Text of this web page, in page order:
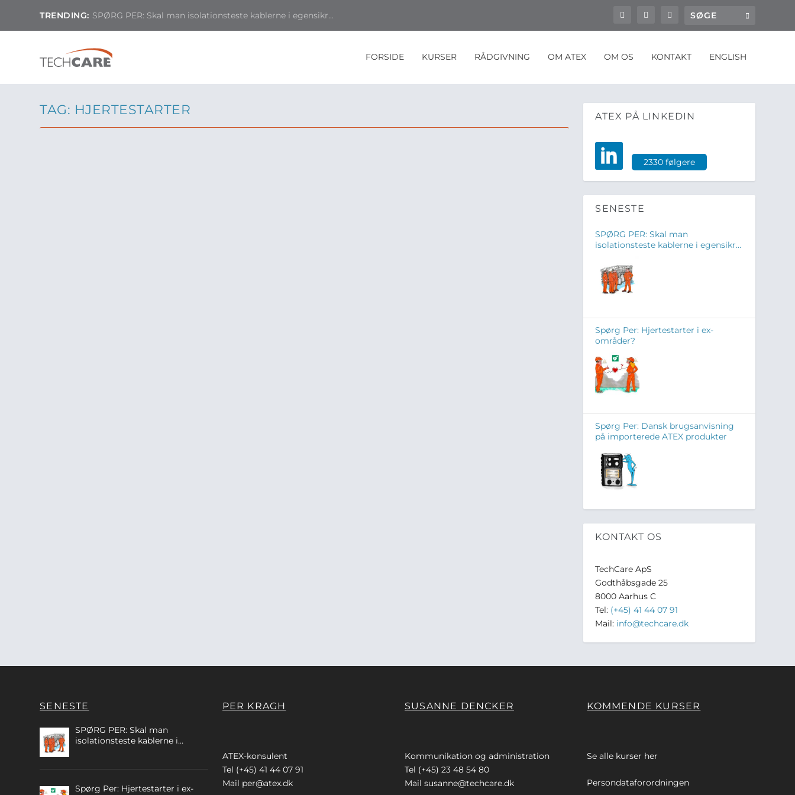
TRENDING: SPØRG PER: Skal man isolationsteste kablerne i egensikr...
FORSIDE KURSER RÅDGIVNING OM ATEX OM OS KONTAKT ENGLISH
TAG: HJERTESTARTER ATEX PÅ LINKEDIN
2330 følgere
SENESTE
SPØRG PER: Skal man
isolationsteste kablerne i egensikre
Spørg Per: Hjertestarter i ex-
områder?
Spørg Per: Dansk brugsanvisning
på importerede ATEX produkter
KONTAKT OS
TechCare ApS
Godthåbsgade 25
8000 Aarhus C
Tel: (+45) 41 44 07 91
Mail: info@techcare.dk
SENESTE
SPØRG PER: Skal man
isolationsteste kablerne i
Spørg Per: Hjertestarter i ex-
PER KRAGH
ATEX-konsulent
Tel (+45) 41 44 07 91
Mail per@atex.dk
SUSANNE DENCKER
Kommunikation og administration
Tel (+45) 23 48 54 80
Mail susanne@techcare.dk
KOMMENDE KURSER
Se alle kurser her
Persondataforordningen